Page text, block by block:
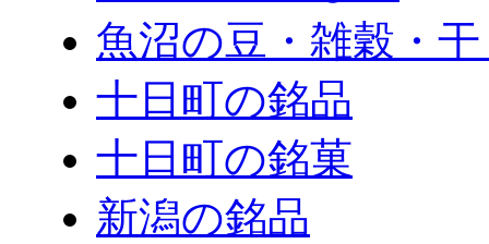
魚沼の豆・雑穀・
十日町の銘品
十日町の銘菓
新潟の銘品